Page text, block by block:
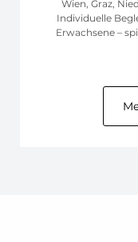
Wien, Graz,
Individuelle
Erwachsene –